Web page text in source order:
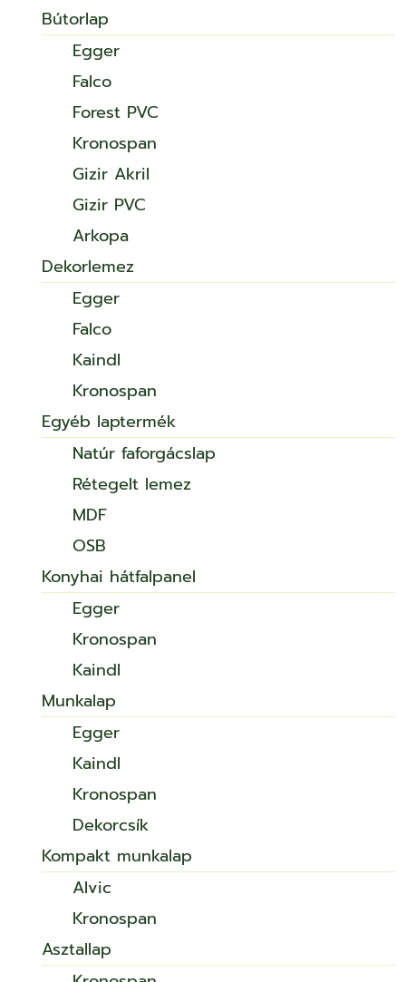
Bútorlap
Egger
Falco
Forest PVC
Kronospan
Gizir Akril
Gizir PVC
Arkopa
Dekorlemez
Egger
Falco
Kaindl
Kronospan
Egyéb laptermék
Natúr faforgácslap
Rétegelt lemez
MDF
OSB
Konyhai hátfalpanel
Egger
Kronospan
Kaindl
Munkalap
Egger
Kaindl
Kronospan
Dekorcsík
Kompakt munkalap
Alvic
Kronospan
Asztallap